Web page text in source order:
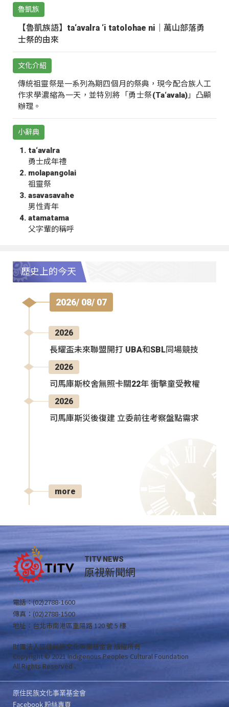
魯凱族
【魯凱族語】ta‘avalra ‘i tatolohae ni｜萬山部落勇
士祭的由來
文化介紹
傳統祖靈祭是一系列為期四個月的祭典，現今配合族人工
作求學濃縮為一天，並特別將「勇士祭(Ta‘avala)」凸顯
辦理。
小辭典
ta‘avalra
勇士成年禮
molapangolai
祖靈祭
asavasavahe
男性青年
atamatama
父字輩的稱呼
歷史上的今天
2026/ 08/ 07
2026
長耀盃未來聯盟開打 UBA和SBL同場競技
2026
司馬庫斯校舍無照卡關22年 衝擊童受教權
2026
司馬庫斯災後復建 立委前往考察盤點需求
more
TITV NEWS
原視新聞網
電話：(02)2788-1600
傳真：(02)2788-1500
地址：台北市南港區重陽路 120 號 5 樓
財團法人原住民族文化事業基金會 版權所有
Copyright © 2021 Indigenous Peoples Cultural Foundation
All Rights Reserved .
原住民族文化事業基金會
Facebook 粉絲專頁